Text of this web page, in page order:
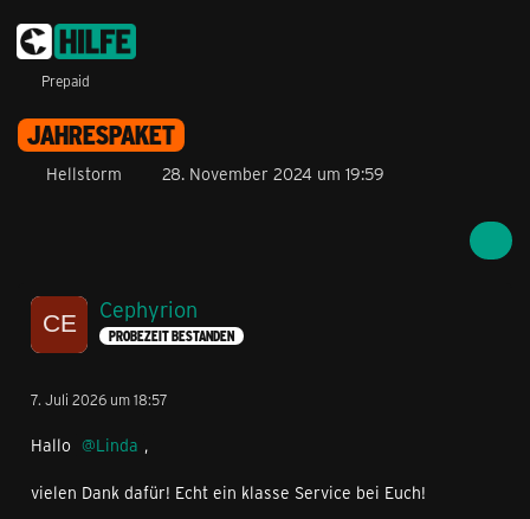
Prepaid
JAHRESPAKET
Hellstorm 28. November 2024 um 19:59
Cephyrion
PROBEZEIT BESTANDEN
7. Juli 2026 um 18:57
Hallo Linda ,
vielen Dank dafür! Echt ein klasse Service bei Euch!